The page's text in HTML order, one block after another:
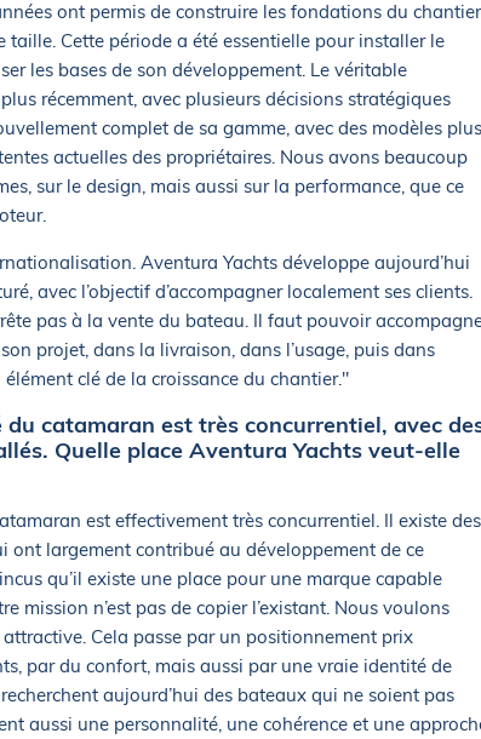
ont permis de construire les fondations du chantier
Cette période a été essentielle pour installer le
les bases de son développement. Le véritable
récemment, avec plusieurs décisions stratégiques
complet de sa gamme, avec des modèles plus
actuelles des propriétaires. Nous avons beaucoup
sur le design, mais aussi sur la performance, que ce
Aventura Yachts développe aujourd’hui
avec l’objectif d’accompagner localement ses clients.
pas à la vente du bateau. Il faut pouvoir
projet, dans la livraison, dans l’usage, puis dans
clé de la croissance du chantier."
catamaran est très concurrentiel, avec
Quelle place Aventura Yachts veut-elle
est effectivement très concurrentiel. Il existe des
ont largement contribué au développement de ce
qu’il existe une place pour une marque capable
mission n’est pas de copier l’existant. Nous voulons
Cela passe par un positionnement prix
par du confort, mais aussi par une vraie identité de
aujourd’hui des bateaux qui ne soient pas
aussi une personnalité, une cohérence et une